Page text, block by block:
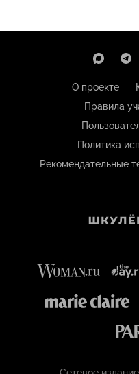
О проекте
Правила
Политика
Рекомендательные